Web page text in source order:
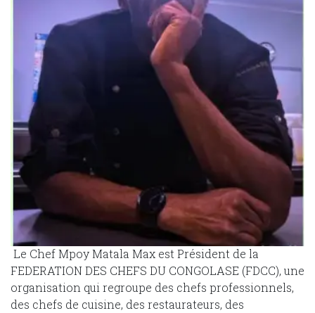
Le Chef Mpoy Matala Max est Président de la
FEDERATION DES CHEFS DU CONGOLASE (FDCC), une
organisation qui regroupe des chefs professionnels,
des chefs de cuisine, des restaurateurs, des